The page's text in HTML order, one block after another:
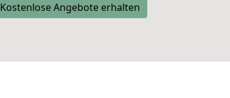
Kostenlose Angebote erhalten